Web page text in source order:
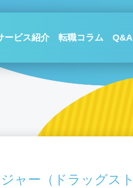
ービス紹介 転職コラム Q&A
ャー（ドラッグスト